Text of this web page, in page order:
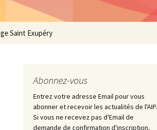
Saint Exupéry
pratiques CollègeAbonnez-vous
Entrez votre adresse Email pour vous
abonner et recevoir les actualités de l'AIP.
Si vous ne recevez pas d'Email de
demande de confirmation d'inscription,